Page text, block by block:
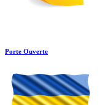
Porte Ouverte